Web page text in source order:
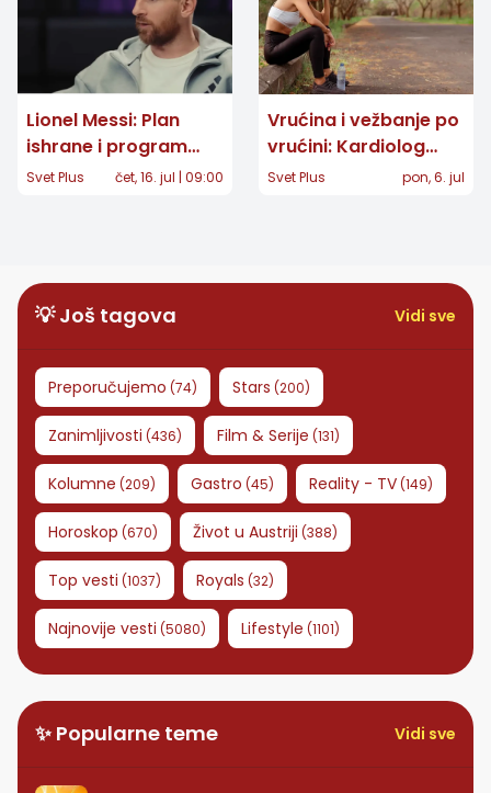
Lionel Messi: Plan
ishrane i program
treninga slavnog
Svet Plus čet, 16. jul | 09:00
Vrućina i vežbanje po
vrućini: Kardiolog
upozorava da trening
Svet Plus pon, 6. jul
💡 Još tagova Vidi sve
Preporučujemo (74) Stars (200)
Zanimljivosti (436) Film & Serije (131)
Kolumne (209) Gastro (45) Reality - TV(149)
Horoskop (670) Život u Austriji (388)
Top vesti (1037) Royals (32)
Najnovije vesti (5080) Lifestyle (1101)
✨ Popularne teme Vidi sve